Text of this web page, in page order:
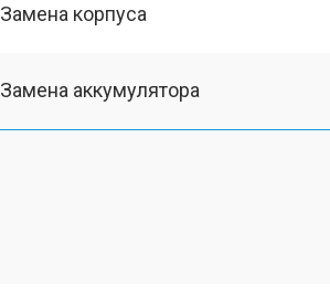
Замена корпуса
Замена аккумулятора